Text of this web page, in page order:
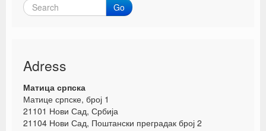
Go
Adress
Матица српска
Матице српске, број 1
21101 Нови Сад, Србија
21104 Нови Сад, Поштански преградак број 2